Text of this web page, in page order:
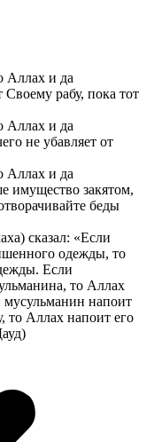
Аллах и да
Своему рабу, пока тот
Аллах и да
не убавляет от
Аллах и да
имущество закятом,
беды
сказал: «Если
одежды, то
Если
то Аллах
напоит
Аллах напоит его